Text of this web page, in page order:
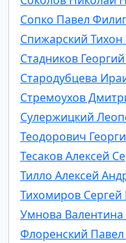
Сопко Павел
Спижарский
Стадников
Стародубцева
Стремоухов
Сулержицкий
Теодорович
Тесаков Алексей
Тилло Алексей
Тихомиров Сергей
Умнова
Флоренский